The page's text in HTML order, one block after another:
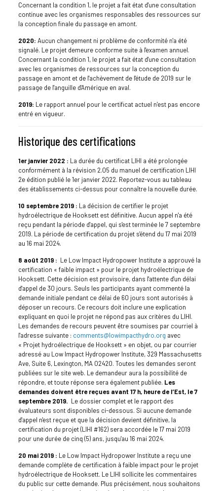
Concernant la condition 1, le projet a fait état d'une consultation
continue avec les organismes responsables des ressources sur
la conception finale du passage en amont.
2020: Aucun changement ni problème de conformité n'a été
signalé. Le projet demeure conforme suite à l'examen annuel.
Concernant la condition 1, le projet a fait état d'une consultation
avec les organismes de ressources sur la conception du
passage en amont et de l'achèvement de l'étude de 2019 sur le
passage de l'anguille d'Amérique en aval.
2019: Le rapport annuel pour le certificat actuel n’est pas encore
entré en vigueur.
Historique des certifications
1er janvier 2022 : La durée du certificat LIHI a été prolongée
conformément à la révision 2.05 du manuel de certification LIHI
2e édition publié le 1er janvier 2022. Reportez-vous au tableau
des établissements ci-dessus pour connaître la nouvelle durée.
10 septembre 2019 : La décision de certifier le projet
hydroélectrique de Hooksett est définitive. Aucun appel n'a été
reçu pendant la période d'appel, qui s'est terminée le 7 septembre
2019. La période de certification du projet s'étend du 17 mai 2019
au 16 mai 2024.
8 août 2019 : Le Low Impact Hydropower Institute a approuvé la
certification « faible impact » pour le projet hydroélectrique de
Hooksett. Cette décision est provisoire, dans l'attente d'un délai
d'appel de 30 jours. Seuls les participants ayant commenté la
demande initiale pendant ce délai de 60 jours sont autorisés à
déposer un recours. Ce recours doit inclure une explication
expliquant en quoi le projet ne répond pas aux critères du LIHI.
Les demandes de recours peuvent être soumises par courriel à
l'adresse suivante : comments@lowimpacthydro.org avec
« Projet hydroélectrique de Hooksett » en objet, ou par courrier
adressé au Low Impact Hydropower Institute, 329 Massachusetts
Ave, Suite 6, Lexington, MA 02420. Toutes les demandes seront
publiées sur le site web. Le demandeur aura la possibilité de
répondre, et toute réponse sera également publiée. Les
demandes doivent être reçues avant 17 h, heure de l’Est, le 7
septembre 2019. Le dossier complet et le rapport des
évaluateurs sont disponibles ci-dessous. Si aucune demande
d'appel n'est reçue et que la décision devient définitive, la
certification du projet (LIHI #162) sera accordée le 17 mai 2019
pour une durée de cinq (5) ans, jusqu'au 16 mai 2024.
20 mai 2019 : Le Low Impact Hydropower Institute a reçu une
demande complète de certification à faible impact pour le projet
hydroélectrique de Hooksett. Le LIHI sollicite les commentaires
du public sur cette demande. Plus précisément, nous souhaitons